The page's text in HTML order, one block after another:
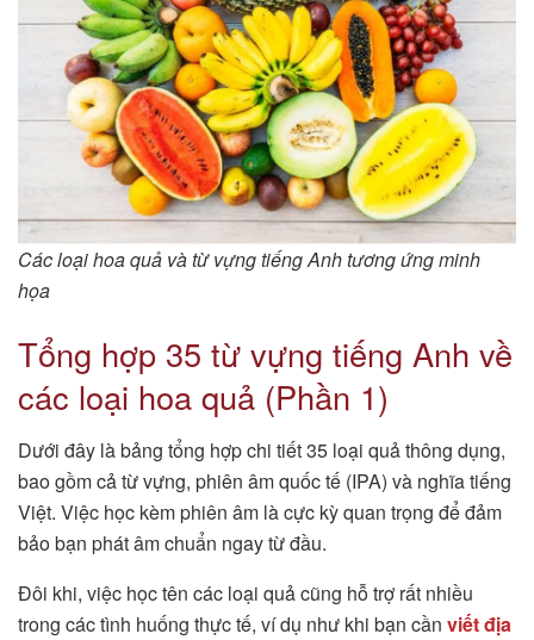
Các loại hoa quả và từ vựng tiếng Anh tương ứng minh
họa
Tổng hợp 35 từ vựng tiếng Anh về
các loại hoa quả (Phần 1)
Dưới đây là bảng tổng hợp chi tiết 35 loại quả thông dụng,
bao gồm cả từ vựng, phiên âm quốc tế (IPA) và nghĩa tiếng
Việt. Việc học kèm phiên âm là cực kỳ quan trọng để đảm
bảo bạn phát âm chuẩn ngay từ đầu.
Đôi khi, việc học tên các loại quả cũng hỗ trợ rất nhiều
trong các tình huống thực tế, ví dụ như khi bạn cần viết địa